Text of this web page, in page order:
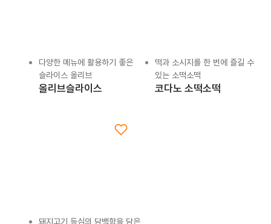
다양한 메뉴에 활용하기 좋은
슬라이스 올리브
올리브슬라이스
떡과 소시지를 한 번에 즐길 수
있는 소떡소떡
코다노 소떡소떡
돼지고기 등심의 담백함을 담은